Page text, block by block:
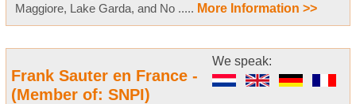
Maggiore, Lake Garda, and No ..... More Information >>
We speak:
Frank Sauter en France -
(Member of: SNPI)